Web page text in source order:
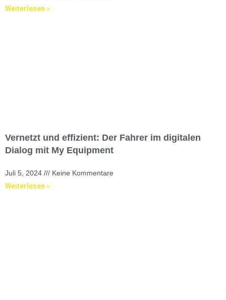
Weiterlesen »
Vernetzt und effizient: Der Fahrer im digitalen
Dialog mit My Equipment
Juli 5, 2024
Keine Kommentare
Weiterlesen »